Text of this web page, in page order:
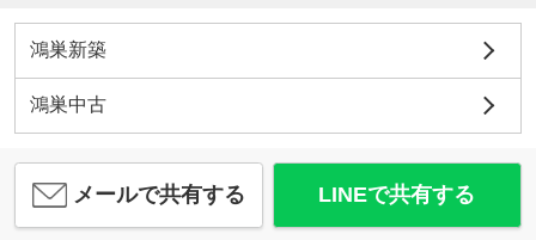
鴻巣新築
鴻巣中古
メールで共有する LINEで共有する